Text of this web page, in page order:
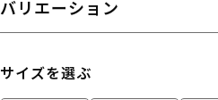
バリエーション
サイズを選ぶ